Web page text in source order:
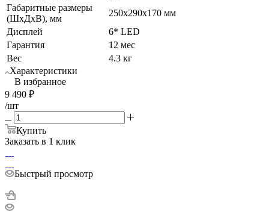
Габаритные размеры
(ШхДхВ), мм
250x290x170 мм
Дисплей
6* LED
Гарантия
12 мес
Вес
4.3 кг
Характеристики
В избранное
9 490 ₽
/шт
Купить
Заказать в 1 клик
Быстрый просмотр